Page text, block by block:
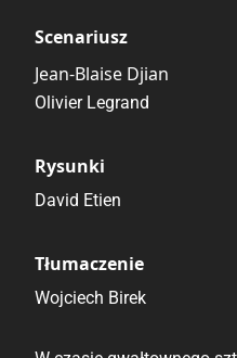
Scenariusz
Jean-Blaise Djian
Olivier Legrand
Rysunki
David Etien
Tłumaczenie
Wojciech Birek